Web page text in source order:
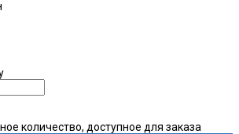
количество, доступное для заказа